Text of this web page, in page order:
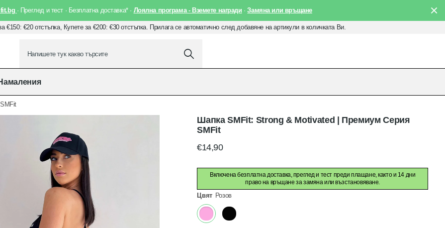
· Преглед и тест · Безплатна доставка* · Лоялна програма - Вземете награди ·Замяна или връщане
€150: €20 отстъпка, Купете за €200: €30 отстъпка. Прилага се автоматично след добавяне на артикули в количката Ви.
Шапка SMFit: Strong & Motivated | Премиум Серия
SMFit
€14,90
Включена безплатна доставка, преглед и тест преди плащане, както и 14 дни
право на връщане за замяна или възстановяване.
Цвят Розов